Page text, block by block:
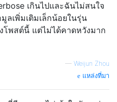
เกินไปและฉันไม่สนใจ
ลเพิ่มเติมเล็กน้อยในรุ่น
โพสต์นี้ แต่ไม่ได้คาดหวังมาก
— Weijun Zhou
แหล่งที่มา